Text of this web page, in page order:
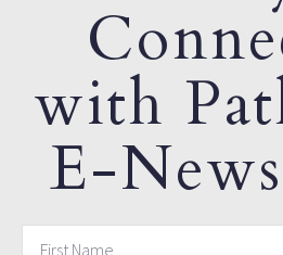
with
E-